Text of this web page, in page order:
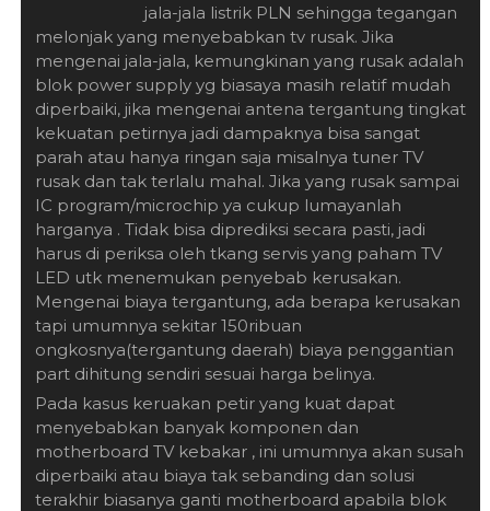
jala-jala listrik PLN sehingga tegangan
melonjak yang menyebabkan tv rusak. Jika
mengenai jala-jala, kemungkinan yang rusak adalah
blok power supply yg biasaya masih relatif mudah
diperbaiki, jika mengenai antena tergantung tingkat
kekuatan petirnya jadi dampaknya bisa sangat
parah atau hanya ringan saja misalnya tuner TV
rusak dan tak terlalu mahal. Jika yang rusak sampai
IC program/microchip ya cukup lumayanlah
harganya . Tidak bisa diprediksi secara pasti, jadi
harus di periksa oleh tkang servis yang paham TV
LED utk menemukan penyebab kerusakan.
Mengenai biaya tergantung, ada berapa kerusakan
tapi umumnya sekitar 150ribuan
ongkosnya(tergantung daerah) biaya penggantian
part dihitung sendiri sesuai harga belinya.
Pada kasus keruakan petir yang kuat dapat
menyebabkan banyak komponen dan
motherboard TV kebakar , ini umumnya akan susah
diperbaiki atau biaya tak sebanding dan solusi
terakhir biasanya ganti motherboard apabila blok